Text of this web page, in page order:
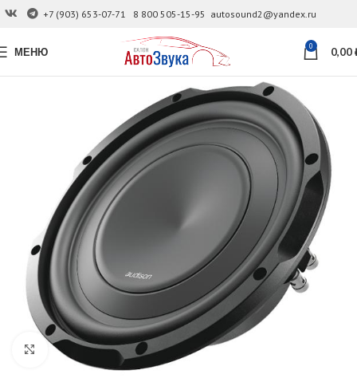
+7 (903) 653-07-71 8 800 505-15-95 autosound2@yandex.ru
МЕНЮ 0 0,00
Увеличить